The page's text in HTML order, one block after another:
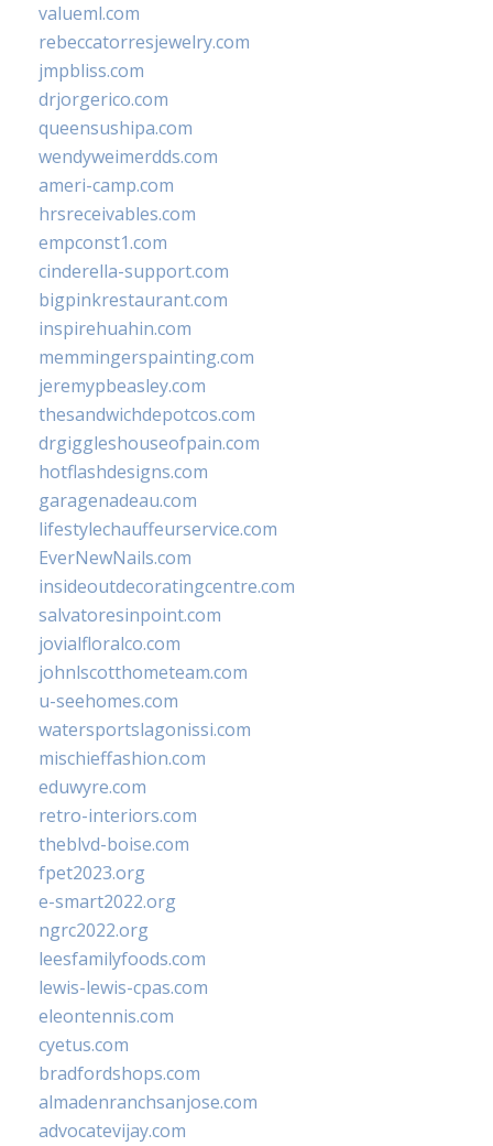
valueml.com
rebeccatorresjewelry.com
jmpbliss.com
drjorgerico.com
queensushipa.com
wendyweimerdds.com
ameri-camp.com
hrsreceivables.com
empconst1.com
cinderella-support.com
bigpinkrestaurant.com
inspirehuahin.com
memmingerspainting.com
jeremypbeasley.com
thesandwichdepotcos.com
drgiggleshouseofpain.com
hotflashdesigns.com
garagenadeau.com
lifestylechauffeurservice.com
EverNewNails.com
insideoutdecoratingcentre.com
salvatoresinpoint.com
jovialfloralco.com
johnlscotthometeam.com
u-seehomes.com
watersportslagonissi.com
mischieffashion.com
eduwyre.com
retro-interiors.com
theblvd-boise.com
fpet2023.org
e-smart2022.org
ngrc2022.org
leesfamilyfoods.com
lewis-lewis-cpas.com
eleontennis.com
cyetus.com
bradfordshops.com
almadenranchsanjose.com
advocatevijay.com